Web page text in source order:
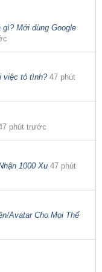
gì? Mới dùng Google
việc tỏ tình? 47 phút
phút trước
1000 Xu 47 phút
Avatar Cho Mọi Thể